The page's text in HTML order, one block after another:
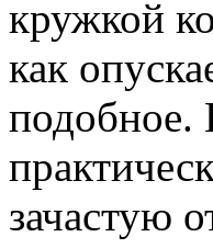
кружкой
как
подобное.
зачастую